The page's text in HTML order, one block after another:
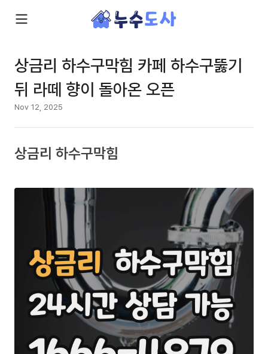
상금리 하수구막힘 카페 하수구뚫기
뒤 라떼 향이 돌아온 오픈
Nov 12, 2025
상금리 하수구막힘